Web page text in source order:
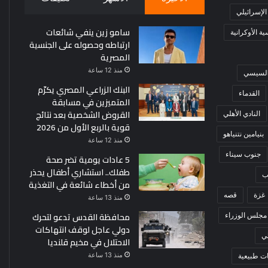
الإسرائيلي
الأوكرانية
السيسي
القدماء
النادي الأهلي
بنيامين نتنياهو
جنوب سيناء
غزة قصه
مجلس الوزراء
طبيعية
سامو زين ينفي شائعات
ارتباطه وحصوله على الجنسية
المصرية
منذ 12 ساعة
البنك الزراعي المصري يكرّم
المتميزين في مسابقة
القروض الشخصية بعد نتائج
قوية بالربع الأول من 2026
منذ 12 ساعة
5 عادات يومية تضر صحة
طفلك.. استشاري أطفال يحذر
من أخطاء شائعة في التغذية
منذ 13 ساعة
محافظة القدس تدعو لتحرك
دولي عاجل لوقف انتهاكات
الاحتلال في مخيم قلنديا
منذ 13 ساعة